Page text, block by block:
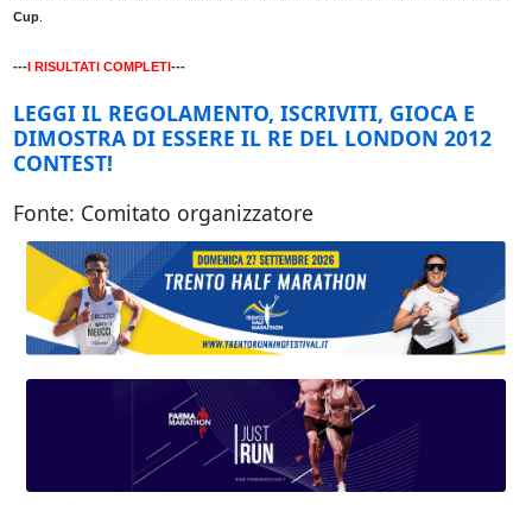
Cup.
---I RISULTATI COMPLETI---
LEGGI IL REGOLAMENTO, ISCRIVITI, GIOCA E
DIMOSTRA DI ESSERE IL RE DEL LONDON 2012
CONTEST!
Fonte: Comitato organizzatore